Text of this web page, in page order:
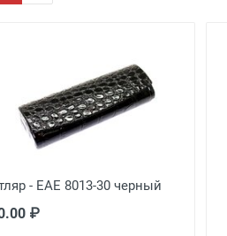
- EAE 8013-30 черный
₽